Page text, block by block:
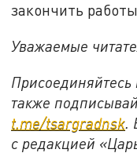
закончить
Уважаемые
Присоединяйтесь
также
t.me/tsargradnsk
с редакцией